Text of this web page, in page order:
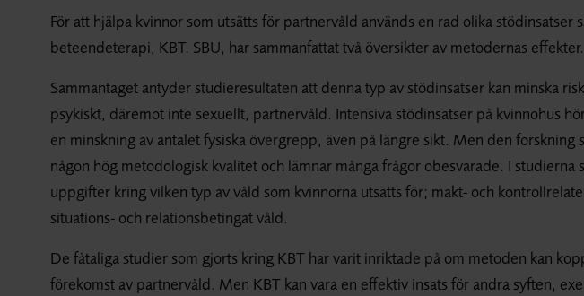
För att hjälpa kvinnor som utsätts för partnervåld används en rad olika stödinsatser
beteendeterapi, KBT. SBU, har sammanfattat två översikter av metodernas effekter.
Sammantaget antyder studieresultaten att denna typ av stödinsatser kan minska
psykiskt, däremot inte sexuellt, partnervåld. Intensiva stödinsatser på kvinnohus
en minskning av antalet fysiska övergrepp, även på längre sikt. Men den forskning
någon hög metodologisk kvalitet och lämnar många frågor obesvarade. I studierna
uppgifter kring vilken typ av våld som kvinnorna utsatts för; makt- och
situations- och relationsbetingat våld.
De fåtaliga studier som gjorts kring KBT har varit inriktade på om metoden kan
förekomst av partnervåld. Men KBT kan vara en effektiv insats för andra syften,